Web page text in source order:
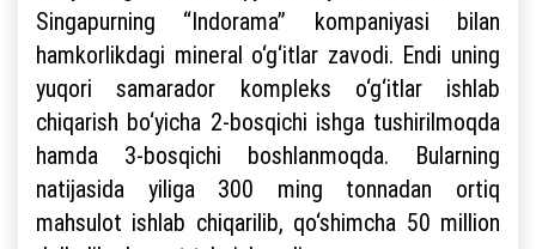
Singapurning “Indorama” kompaniyasi bilan
hamkorlikdagi mineral o‘g‘itlar zavodi. Endi uning
yuqori samarador kompleks o‘g‘itlar ishlab
chiqarish bo‘yicha 2-bosqichi ishga tushirilmoqda
hamda 3-bosqichi boshlanmoqda. Bularning
natijasida yiliga 300 ming tonnadan ortiq
mahsulot ishlab chiqarilib, qo‘shimcha 50 million